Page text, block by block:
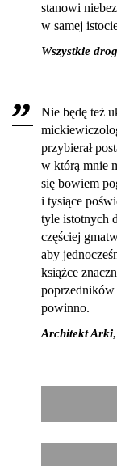
stanowi
w samej
Wszystkie
Nie będę też
przybierał
w którą mnie
się bowiem
i tysiące
tyle istotnych
częściej
aby
książce
powinno.
Architekt Arki,